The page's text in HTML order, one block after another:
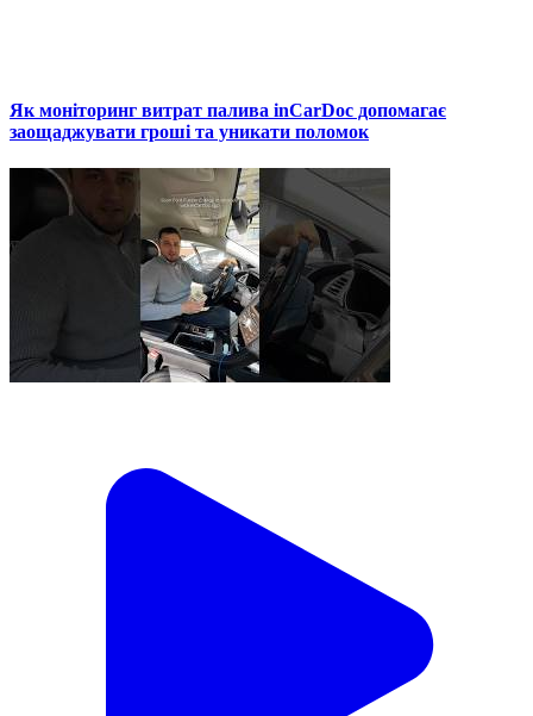
Як моніторинг витрат палива inCarDoc допомагає
заощаджувати гроші та уникати поломок